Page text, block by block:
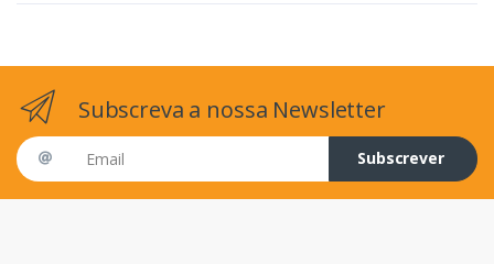
Subscreva a nossa Newsletter
Email address
Subscrever